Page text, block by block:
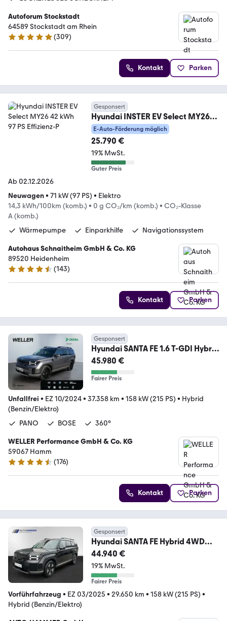
Autoforum Stockstadt
64589 Stockstadt am Rhein
4.8 Sterne
(309)
Kontakt Parken
Gesponsert
Hyundai INSTER EV Select MY26
42 kWh 97 PS Effizienz-P
E-Auto-Förderung möglich
25.790 €
19% MwSt.
Guter Preis
Ab 02.12.2026
Neuwagen• 71 kW (97 PS) • Elektro
14,3 kWh/100km (komb.) • 0 g CO₂/km (komb.) • CO₂-Klasse
A (komb.)
Wärmepumpe
Einparkhilfe Navigationssystem
Autohaus Schnaitheim GmbH & Co. KG
89520 Heidenheim
4.5 Sterne
(143)
Kontakt Parken
Gesponsert
Hyundai SANTA FE 1.6 T-GDI Hybrid
4WD Intro Edition*BOSE
45.980 €
Fairer Preis
Unfallfrei • EZ 10/2024• 37.358 km • 158 kW (215 PS) • Hybrid
(Benzin/Elektro)
PANO
BOSE 360°
WELLER Performance GmbH & Co. KG
59067 Hamm
4.6 Sterne
(176)
Kontakt Parken
Gesponsert
Hyundai SANTA FE Hybrid 4WD
SIGNATURE INTRO-Ed. inkl.WR
44.940 €
19% MwSt.
Fairer Preis
Vorführfahrzeug • EZ 03/2025 • 29.650 km • 158 kW (215 PS) •
Hybrid (Benzin/Elektro)